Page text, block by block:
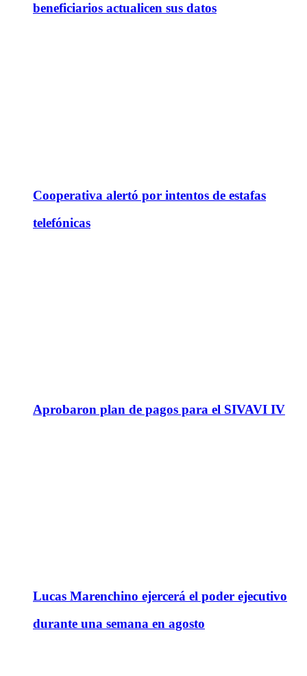
beneficiarios actualicen sus datos
Cooperativa alertó por intentos de estafas
telefónicas
Aprobaron plan de pagos para el SIVAVI IV
Lucas Marenchino ejercerá el poder ejecutivo
durante una semana en agosto